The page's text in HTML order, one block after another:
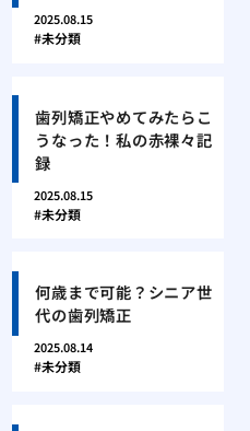
2025.08.15
未分類
歯列矯正やめてみたらこ
うなった！私の赤裸々記
録
2025.08.15
未分類
何歳まで可能？シニア世
代の歯列矯正
2025.08.14
未分類